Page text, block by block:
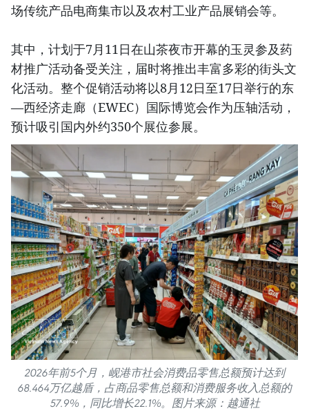
场传统产品电商集市以及农村工业产品展销会等。
其中，计划于7月11日在山茶夜市开幕的玉灵参及药
材推广活动备受关注，届时将推出丰富多彩的街头文
化活动。整个促销活动将以8月12日至17日举行的东
—西经济走廊（EWEC）国际博览会作为压轴活动，
预计吸引国内外约350个展位参展。
2026年前5个月，岘港市社会消费品零售总额预计达到
68.464万亿越盾，占商品零售总额和消费服务收入总额的
57.9%，同比增长22.1%。图片来源：越通社